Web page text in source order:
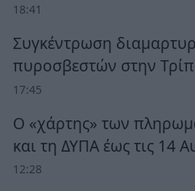
18:41
Συγκέντρωση
πυροσβεστών στην
17:45
Ο «χάρτης» των
και τη ΔΥΠΑ έως τις 14
12:28